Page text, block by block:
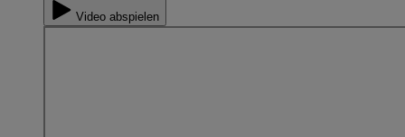
Video abspielen